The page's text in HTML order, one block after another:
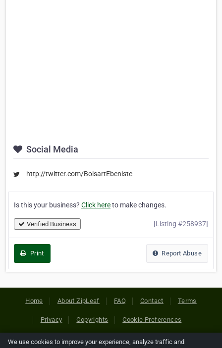
Social Media
http://twitter.com/BoisartEbeniste
Is this your business? Click hereto make changes.
Verified Business [Listing #258937]
Print Report Abuse
Home About ZipLeaf FAQ Contact Terms
Privacy Copyrights Cookie Preferences
We use cookies to improve your experience, analyze traffic and